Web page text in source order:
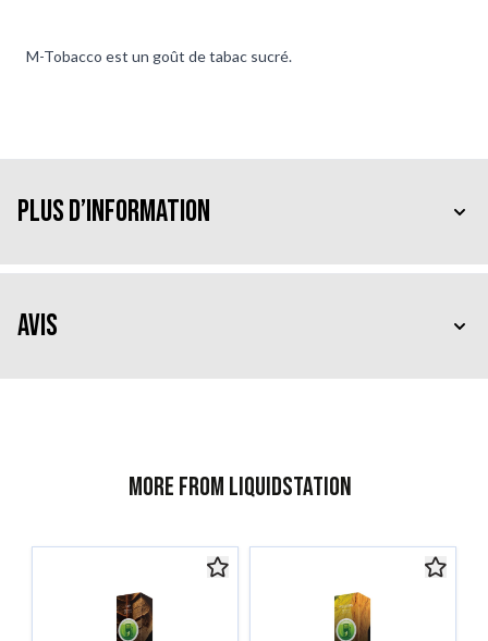
M-Tobacco est un goût de tabac sucré.
Plus d’information
Avis
More from Liquidstation